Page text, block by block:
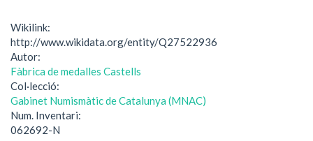
Wikilink:
http://www.wikidata.org/entity/Q27522936
Autor:
Fàbrica de medalles Castells
Col·lecció:
Gabinet Numismàtic de Catalunya (MNAC)
Num. Inventari:
062692-N